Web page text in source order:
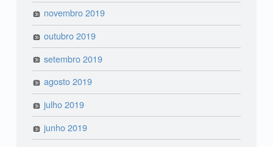
novembro 2019
outubro 2019
setembro 2019
agosto 2019
julho 2019
junho 2019